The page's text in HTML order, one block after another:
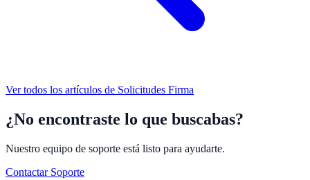
Ver todos los artículos de Solicitudes Firma
¿No encontraste lo que buscabas?
Nuestro equipo de soporte está listo para ayudarte.
Contactar Soporte